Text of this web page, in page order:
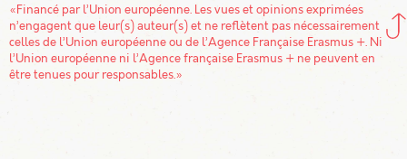
«Financé par l’Union européenne. Les vues et opinions exprimées
n’engagent que leur(s) auteur(s) et ne reflètent pas nécessairement
celles de l’Union européenne ou de l’Agence Française Erasmus +. Ni
l’Union européenne ni l’Agence française Erasmus + ne peuvent en
être tenues pour responsables.»